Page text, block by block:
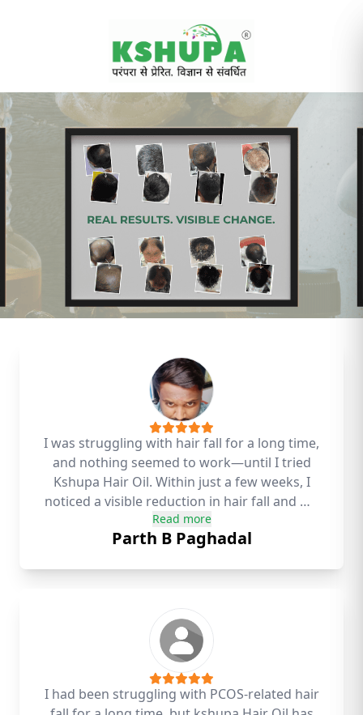
I was struggling with hair fall for a long time,
and nothing seemed to work—until I tried
Kshupa Hair Oil. Within just a few weeks, I
noticed a visible reduction in hair fall and my
hair started looking healthier, shinier, and
fuller. I’m truly amazed by the results. This oil
Read more
Parth B Paghadal
I had been struggling with PCOS-related hair